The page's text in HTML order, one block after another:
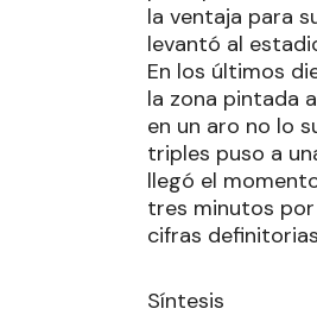
la ventaja para
levantó al
En los últimos
la zona pintada
en un aro no lo
triples puso a
llegó el
tres minutos
cifras
Síntesis